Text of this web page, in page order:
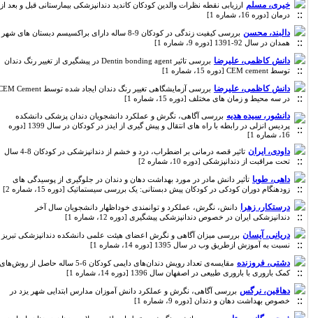
خیری، مسلم ارزیابی نقطه نظرات والدین کودکان کاندید دندانپزشکی بیمارستانی قبل و بعد از
درمان [دوره 16، شماره 1]
دالبند، محسن
بررسی کیفیت زندگی در کودکان 9-8 ساله دارای براکسیسم دبستان های شهر
همدان در سال 92-1391 [دوره 9، شماره 1]
دانش کاظمی، علیرضا
بررسی تاثیر Dentin bonding agent در پیشگیری از تغییر رنگ دندان
توسط CEM cement [دوره 15، شماره 1]
دانش کاظمی، علیرضا
بررسی آزمایشگاهی تغییر رنگ دندان ایجاد شده توسط CEM Cement
در سه محیط و زمان های مختلف [دوره 15، شماره 1]
دانشور، سیده هدیه بررسی آگاهی، نگرش و عملکرد دانشجویان دندان پزشکی دانشکده
پردیس انزلی در رابطه با راه های انتقال و پیش گیری از ایدز در کودکان در سال 1399 [دوره
16، شماره 1]
داودی، ایران
تاثیر قصه درمانی بر اضطراب، درد و خشم از دندانپزشکی در کودکان 8-4 سال
تحت مراقبت از دندانپزشکی [دوره 10، شماره 2]
داهی، طوبا تأثیر دانش مادر در مورد بهداشت دهان و دندان در جلوگیری از پوسیدگی های
زودهنگام دوران کودکی در کودکان پیش دبستانی: یک بررسی سیستماتیک [دوره 15، شماره 2]
درستکار، زهرا دانش، نگرش، عملکرد و توانمندی خوداظهار دانشجویان سال آخر
دندانپزشکی ایران در خصوص دندانپزشکی پیشگیری [دوره 12، شماره 1]
دریانی، آیسان بررسی میزان آگاهی و نگرش اعضای هیئت علمی دانشکده دندانپزشکی تبریز
نسبت به آموزش ازطریق وب در سال 1395 [دوره 14، شماره 1]
دشتی، فروزنده
مقایسه‌ی تعداد رویش دندان‌های دایمی کودکان 6-5 ساله حاصل از روش‌های
کمک باروری با باروری طبیعی در اصفهان سال 1396 [دوره 14، شماره 1]
دهاقین، نرگس بررسی آگاهی، نگرش و عملکرد دانش آموزان مدارس ابتدایی شهر یزد در
خصوص بهداشت دهان و دندان [دوره 9، شماره 1]